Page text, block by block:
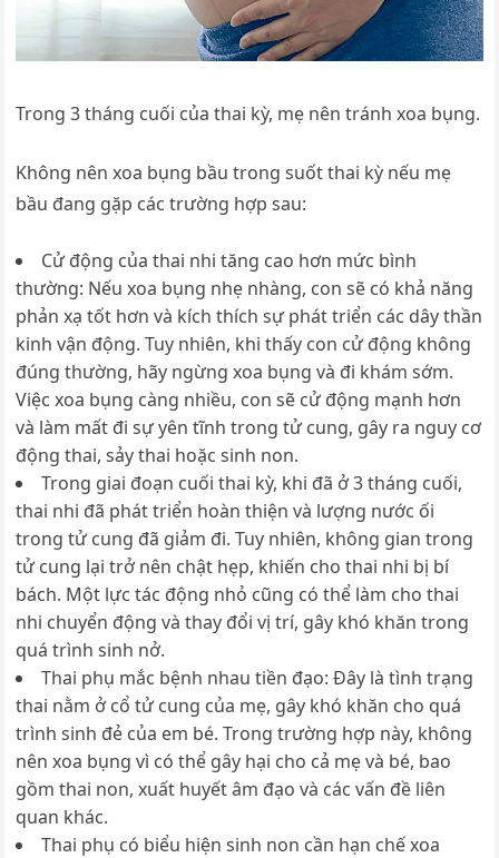
Trong 3 tháng cuối của thai kỳ, mẹ nên tránh xoa bụng.
Không nên xoa bụng bầu trong suốt thai kỳ nếu mẹ
bầu đang gặp các trường hợp sau:
Cử động của thai nhi tăng cao hơn mức bình
thường: Nếu xoa bụng nhẹ nhàng, con sẽ có khả năng
phản xạ tốt hơn và kích thích sự phát triển các dây thần
kinh vận động. Tuy nhiên, khi thấy con cử động không
đúng thường, hãy ngừng xoa bụng và đi khám sớm.
Việc xoa bụng càng nhiều, con sẽ cử động mạnh hơn
và làm mất đi sự yên tĩnh trong tử cung, gây ra nguy cơ
động thai, sảy thai hoặc sinh non.
Trong giai đoạn cuối thai kỳ, khi đã ở 3 tháng cuối,
thai nhi đã phát triển hoàn thiện và lượng nước ối
trong tử cung đã giảm đi. Tuy nhiên, không gian trong
tử cung lại trở nên chật hẹp, khiến cho thai nhi bị bí
bách. Một lực tác động nhỏ cũng có thể làm cho thai
nhi chuyển động và thay đổi vị trí, gây khó khăn trong
quá trình sinh nở.
Thai phụ mắc bệnh nhau tiền đạo: Đây là tình trạng
thai nằm ở cổ tử cung của mẹ, gây khó khăn cho quá
trình sinh đẻ của em bé. Trong trường hợp này, không
nên xoa bụng vì có thể gây hại cho cả mẹ và bé, bao
gồm thai non, xuất huyết âm đạo và các vấn đề liên
quan khác.
Thai phụ có biểu hiện sinh non cần hạn chế xoa